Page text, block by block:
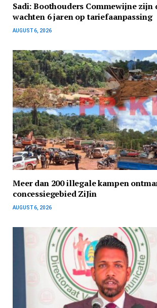
Sadi: Boothouders Commewijne zijn
wachten 6 jaren op tariefaanpassing
AUGUST 6, 2026
Meer dan 200 illegale kampen
concessiegebied ZiJin
AUGUST 6, 2026